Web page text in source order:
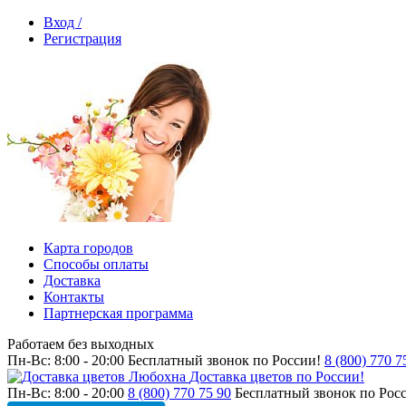
Вход /
Регистрация
Карта городов
Способы оплаты
Доставка
Контакты
Партнерская программа
Работаем без выходных
Пн-Вс: 8:00 - 20:00 Бесплатный звонок по России! 8 (800) 770
Доставка цветов по России!
Пн-Вс: 8:00 - 20:00 8 (800) 770 75 90 Бесплатный звонок по